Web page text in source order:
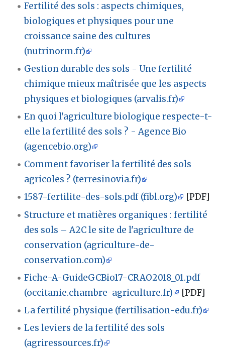
Fertilité des sols : aspects chimiques,
biologiques et physiques pour une
croissance saine des cultures
(nutrinorm.fr)
Gestion durable des sols - Une fertilité
chimique mieux maîtrisée que les aspects
physiques et biologiques (arvalis.fr)
En quoi l'agriculture biologique respecte-t-
elle la fertilité des sols ? - Agence Bio
(agencebio.org)
Comment favoriser la fertilité des sols
agricoles ? (terresinovia.fr)
1587-fertilite-des-sols.pdf (fibl.org)
[PDF]
Structure et matières organiques : fertilité
des sols – A2C le site de l'agriculture de
conservation (agriculture-de-
conservation.com)
Fiche-A-GuideGCBio17-CRAO2018_01.pdf
(occitanie.chambre-agriculture.fr)
[PDF]
La fertilité physique (fertilisation-edu.fr)
Les leviers de la fertilité des sols
(agriressources.fr)